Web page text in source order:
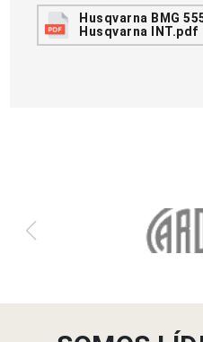
Husqvarna BMG
Husqvarna INT.pdf